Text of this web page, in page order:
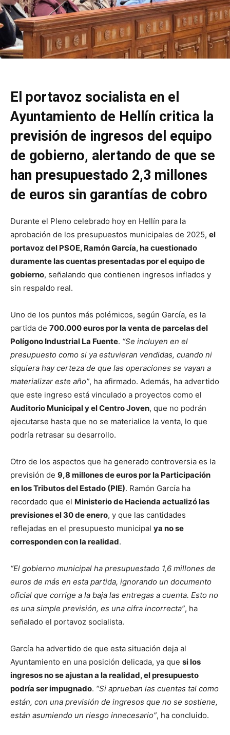
El portavoz socialista en el
Ayuntamiento de Hellín critica la
previsión de ingresos del equipo
de gobierno, alertando de que se
han presupuestado 2,3 millones
de euros sin garantías de cobro
Durante el Pleno celebrado hoy en Hellín para la
aprobación de los presupuestos municipales de 2025, el
portavoz del PSOE, Ramón García, ha cuestionado
duramente las cuentas presentadas por el equipo de
gobierno, señalando que contienen ingresos inflados y
sin respaldo real.
Uno de los puntos más polémicos, según García, es la
partida de 700.000 euros por la venta de parcelas del
Polígono Industrial La Fuente. “Se incluyen en el
presupuesto como si ya estuvieran vendidas, cuando ni
siquiera hay certeza de que las operaciones se vayan a
materializar este año”, ha afirmado. Además, ha advertido
que este ingreso está vinculado a proyectos como el
Auditorio Municipal y el Centro Joven, que no podrán
ejecutarse hasta que no se materialice la venta, lo que
podría retrasar su desarrollo.
Otro de los aspectos que ha generado controversia es la
previsión de 9,8 millones de euros por la Participación
en los Tributos del Estado (PIE). Ramón García ha
recordado que el Ministerio de Hacienda actualizó las
previsiones el 30 de enero, y que las cantidades
reflejadas en el presupuesto municipal ya no se
corresponden con la realidad.
“El gobierno municipal ha presupuestado 1,6 millones de
euros de más en esta partida, ignorando un documento
oficial que corrige a la baja las entregas a cuenta. Esto no
es una simple previsión, es una cifra incorrecta”, ha
señalado el portavoz socialista.
García ha advertido de que esta situación deja al
Ayuntamiento en una posición delicada, ya que si los
ingresos no se ajustan a la realidad, el presupuesto
podría ser impugnado. “Si aprueban las cuentas tal como
están, con una previsión de ingresos que no se sostiene,
están asumiendo un riesgo innecesario”, ha concluido.